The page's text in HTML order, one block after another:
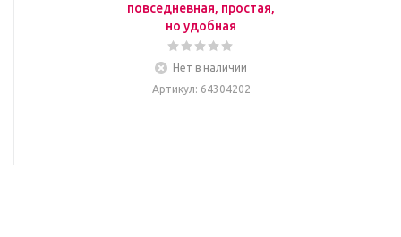
повседневная, простая,
но удобная
Нет в наличии
Артикул: 64304202